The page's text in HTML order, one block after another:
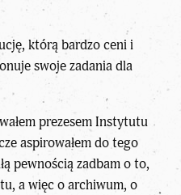
którą bardzo ceni i
swoje zadania dla
prezesem Instytutu
aspirowałem do tego
pewnością zadbam o to,
a więc o archiwum, o